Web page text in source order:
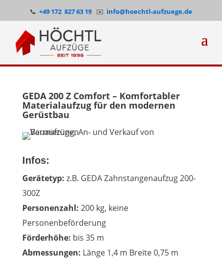
📞 +49 172 827 63 19 ✉️ info@hoechtl-aufzuege.de
GEDA 200 Z Comfort – Komfortabler
Materialaufzug für den modernen
Gerüstbau
Infos:
Gerätetyp: z.B. GEDA Zahnstangenaufzug 200-
300Z
Personenzahl: 200 kg, keine
Personenbeförderung
Förderhöhe: bis 35 m
Abmessungen: Länge 1,4 m Breite 0,75 m